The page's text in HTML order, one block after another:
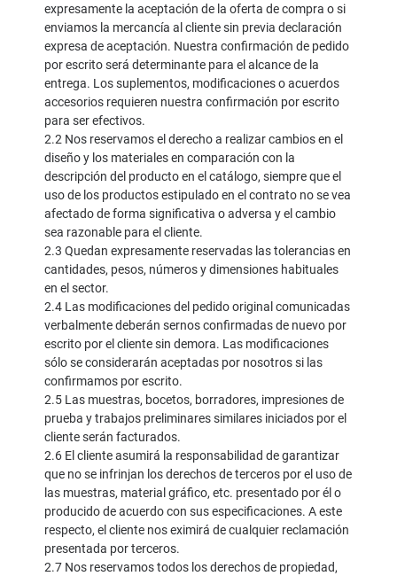
expresamente la aceptación de la oferta de compra o si
enviamos la mercancía al cliente sin previa declaración
expresa de aceptación. Nuestra confirmación de pedido
por escrito será determinante para el alcance de la
entrega. Los suplementos, modificaciones o acuerdos
accesorios requieren nuestra confirmación por escrito
para ser efectivos.
2.2 Nos reservamos el derecho a realizar cambios en el
diseño y los materiales en comparación con la
descripción del producto en el catálogo, siempre que el
uso de los productos estipulado en el contrato no se vea
afectado de forma significativa o adversa y el cambio
sea razonable para el cliente.
2.3 Quedan expresamente reservadas las tolerancias en
cantidades, pesos, números y dimensiones habituales
en el sector.
2.4 Las modificaciones del pedido original comunicadas
verbalmente deberán sernos confirmadas de nuevo por
escrito por el cliente sin demora. Las modificaciones
sólo se considerarán aceptadas por nosotros si las
confirmamos por escrito.
2.5 Las muestras, bocetos, borradores, impresiones de
prueba y trabajos preliminares similares iniciados por el
cliente serán facturados.
2.6 El cliente asumirá la responsabilidad de garantizar
que no se infrinjan los derechos de terceros por el uso de
las muestras, material gráfico, etc. presentado por él o
producido de acuerdo con sus especificaciones. A este
respecto, el cliente nos eximirá de cualquier reclamación
presentada por terceros.
2.7 Nos reservamos todos los derechos de propiedad,